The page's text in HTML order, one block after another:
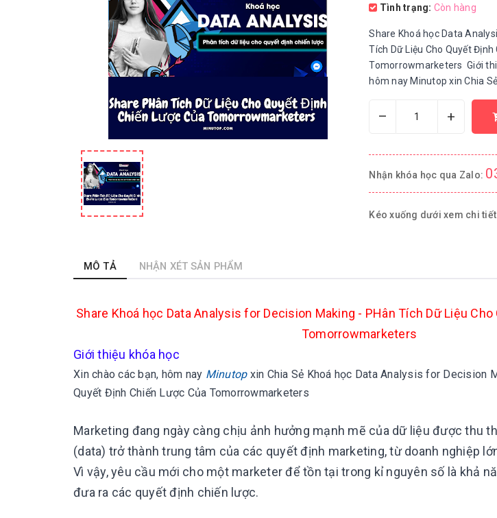
Tình trạng: Còn hàng
Share Khoá học Data
Tích Dữ Liệu Cho Quyết Định
Tomorrowmarketers Giới
hôm nay Minutop xin Chia Sẻ
– +
Nhận khóa học qua Zalo:
Kéo xuống dưới xem chi tiết
MÔ TẢ NHẬN XÉT SẢN PHẨM
Share Khoá học Data Analysis for Decision Making - PHân Tích Dữ Liệu
Tomorrowmarketers
Giới thiệu khóa học
Xin chào các bạn, hôm nay Minutop xin Chia Sẻ Khoá học Data Analysis for Decision
Quyết Định Chiến Lược Của Tomorrowmarketers
Marketing đang ngày càng chịu ảnh hưởng mạnh mẽ của dữ liệu được thu
(data) trở thành trung tâm của các quyết định marketing, từ doanh nghiệp
Vì vậy, yêu cầu mới cho một marketer để tồn tại trong kỉ nguyên số là khả
đưa ra các quyết định chiến lược.